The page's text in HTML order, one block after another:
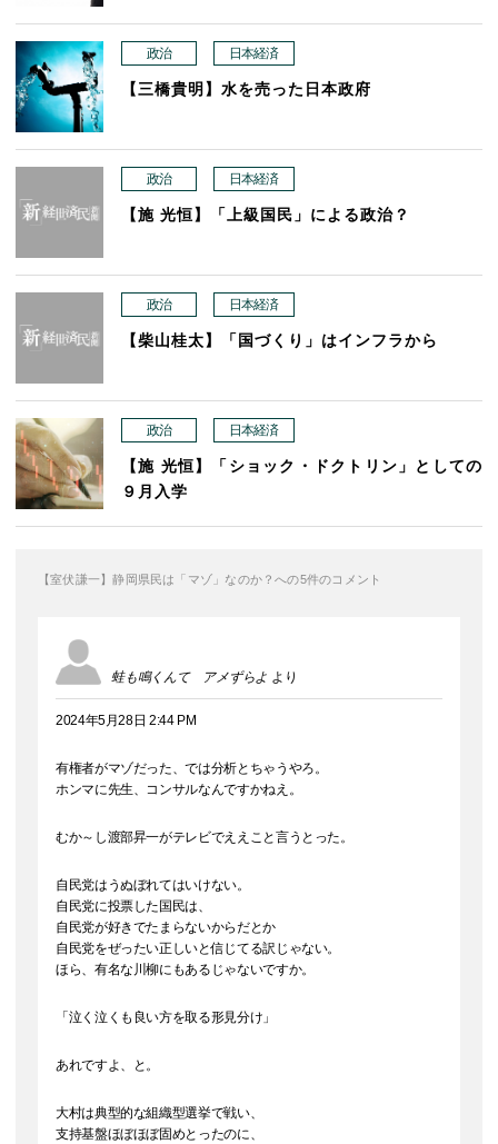
政治 日本経済
【三橋貴明】水を売った日本政府
政治 日本経済
【施 光恒】「上級国民」による政治？
政治 日本経済
【柴山桂太】「国づくり」はインフラから
政治 日本経済
【施 光恒】「ショック・ドクトリン」としての
９月入学
【室伏謙一】静岡県民は「マゾ」なのか？への5件のコメント
蛙も鳴くんて アメずらよ より
2024年5月28日 2:44 PM
有権者がマゾだった、では分析とちゃうやろ。
ホンマに先生、コンサルなんですかねえ。
むか～し渡部昇一がテレビでええこと言うとった。
自民党はうぬぼれてはいけない。
自民党に投票した国民は、
自民党が好きでたまらないからだとか
自民党をぜったい正しいと信じてる訳じゃない。
ほら、有名な川柳にもあるじゃないですか。
「泣く泣くも良い方を取る形見分け」
あれですよ、と。
大村は典型的な組織型選挙で戦い、
支持基盤ほぼほぼ固めとったのに、